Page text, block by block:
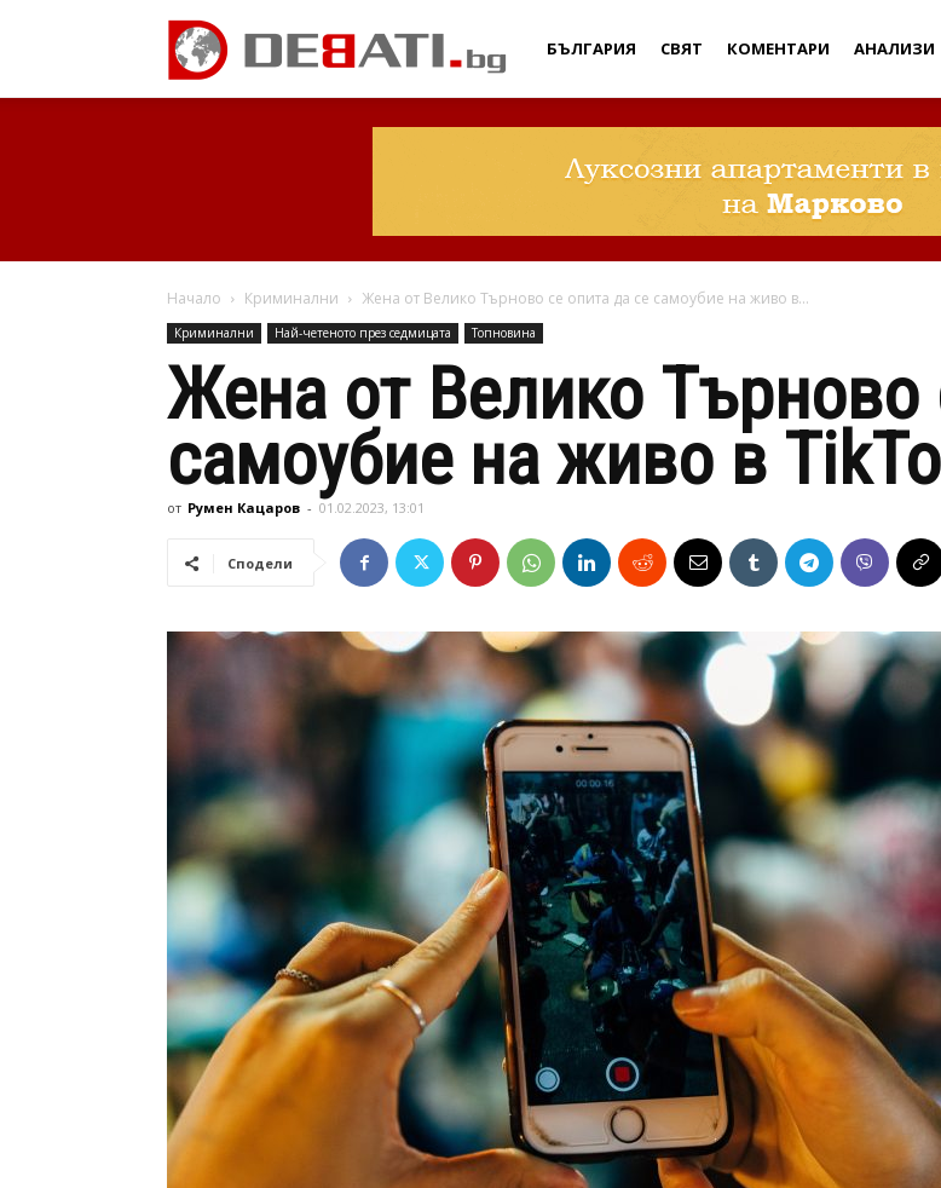
Дебати
БЪЛГАРИЯ СВЯТ КОМЕНТАРИ АНАЛИЗИ
Начало Криминални Жена от Велико Търново се опита да се самоубие на живо в...
Криминални Най-четеното през седмицата Топновина
Жена от Велико Търново
самоубие на живо в
от Румен Кацаров - 01.02.2023, 13:01
Сподели